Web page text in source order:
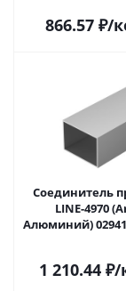
866.57 ₽/
Соединитель
LINE-4970
1 210.44₽/